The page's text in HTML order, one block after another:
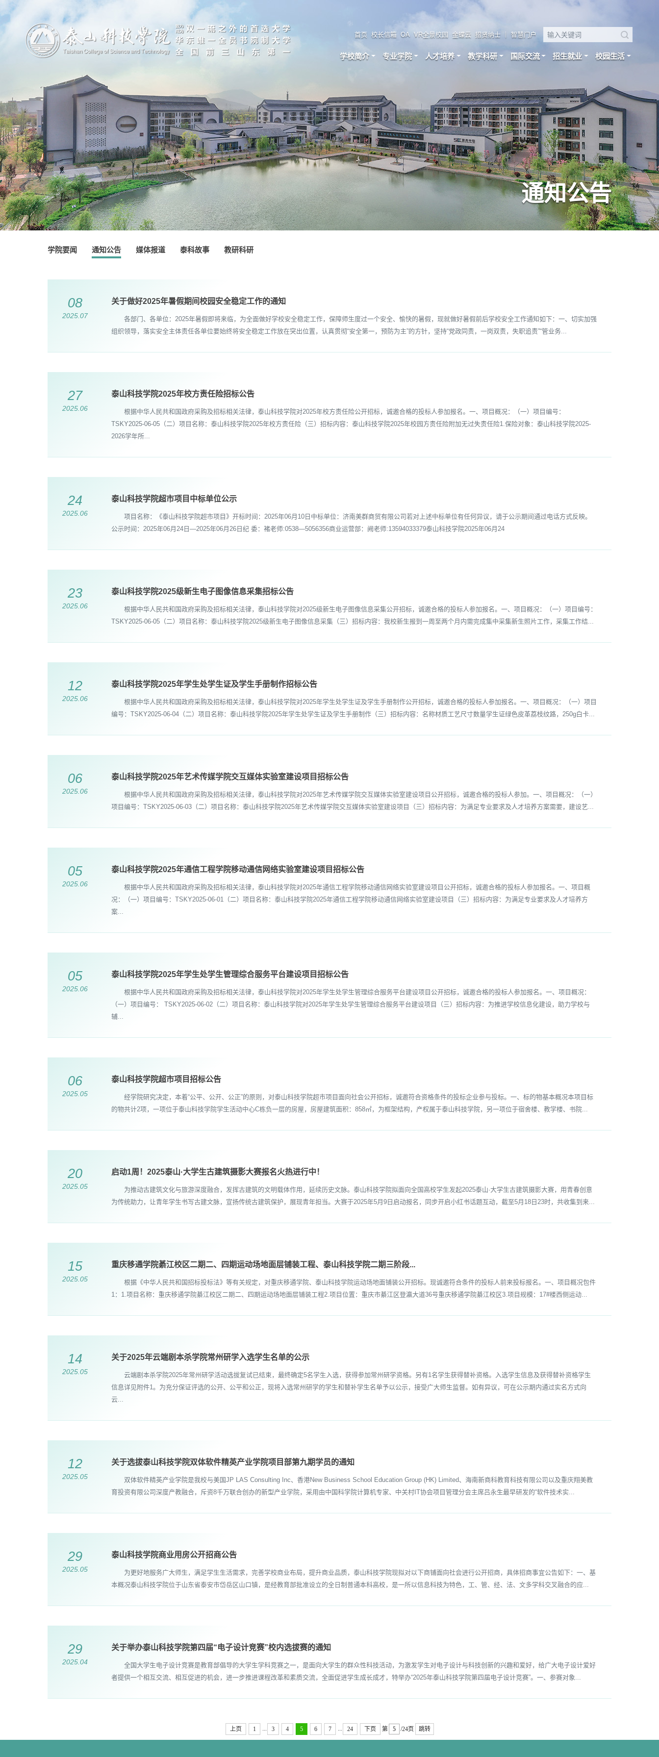
首页 校长信箱 OA VR全景校园 金蝶云 招贤纳士 智慧门户
学校简介 专业学院 人才培养 教学科研 国际交流 招生就业 校园生活
通知公告
学院要闻 通知公告 媒体报道 泰科故事 教研科研
08
2025.07
关于做好2025年暑假期间校园安全稳定工作的通知
各部门、各单位：2025年暑假即将来临，为全面做好学校安全稳定工作，保障师生度过一个安全、愉快的暑假，现就做好暑假前后学校安全工作通知如下：一、切实加强
组织领导，落实安全主体责任各单位要始终将安全稳定工作放在突出位置，认真贯彻“安全第一，预防为主”的方针，坚持“党政同责，一岗双责，失职追责”“管业务...
27
2025.06
泰山科技学院2025年校方责任险招标公告
根据中华人民共和国政府采购及招标相关法律，泰山科技学院对2025年校方责任险公开招标，诚邀合格的投标人参加报名。一、项目概况：（一）项目编号：
TSKY2025-06-05（二）项目名称：泰山科技学院2025年校方责任险（三）招标内容：泰山科技学院2025年校园方责任险附加无过失责任险1.保险对象：泰山科技学院2025-
2026学年所...
24
2025.06
泰山科技学院超市项目中标单位公示
项目名称：《泰山科技学院超市项目》开标时间：2025年06月10日中标单位：济南美群商贸有限公司若对上述中标单位有任何异议，请于公示期间通过电话方式反映。
公示时间：2025年06月24日—2025年06月26日纪 委：褚老师:0538—5056356商业运营部：阙老师:13594033379泰山科技学院2025年06月24
23
2025.06
泰山科技学院2025级新生电子图像信息采集招标公告
根据中华人民共和国政府采购及招标相关法律，泰山科技学院对2025级新生电子图像信息采集公开招标，诚邀合格的投标人参加报名。一、项目概况：（一）项目编号：
TSKY2025-06-05（二）项目名称：泰山科技学院2025级新生电子图像信息采集（三）招标内容：我校新生报到一周至两个月内需完成集中采集新生照片工作，采集工作结...
12
2025.06
泰山科技学院2025年学生处学生证及学生手册制作招标公告
根据中华人民共和国政府采购及招标相关法律，泰山科技学院对2025年学生处学生证及学生手册制作公开招标，诚邀合格的投标人参加报名。一、项目概况：（一）项目
编号：TSKY2025-06-04（二）项目名称：泰山科技学院2025年学生处学生证及学生手册制作（三）招标内容：名称材质工艺尺寸数量学生证绿色皮革荔枝纹路，250g白卡...
06
2025.06
泰山科技学院2025年艺术传媒学院交互媒体实验室建设项目招标公告
根据中华人民共和国政府采购及招标相关法律，泰山科技学院对2025年艺术传媒学院交互媒体实验室建设项目公开招标，诚邀合格的投标人参加。一、项目概况：（一）
项目编号：TSKY2025-06-03（二）项目名称：泰山科技学院2025年艺术传媒学院交互媒体实验室建设项目（三）招标内容：为满足专业要求及人才培养方案需要，建设艺...
05
2025.06
泰山科技学院2025年通信工程学院移动通信网络实验室建设项目招标公告
根据中华人民共和国政府采购及招标相关法律，泰山科技学院对2025年通信工程学院移动通信网络实验室建设项目公开招标，诚邀合格的投标人参加报名。一、项目概
况：（一）项目编号：TSKY2025-06-01（二）项目名称：泰山科技学院2025年通信工程学院移动通信网络实验室建设项目（三）招标内容：为满足专业要求及人才培养方
案...
05
2025.06
泰山科技学院2025年学生处学生管理综合服务平台建设项目招标公告
根据中华人民共和国政府采购及招标相关法律，泰山科技学院对2025年学生处学生管理综合服务平台建设项目公开招标，诚邀合格的投标人参加报名。一、项目概况：
（一）项目编号： TSKY2025-06-02（二）项目名称：泰山科技学院对2025年学生处学生管理综合服务平台建设项目（三）招标内容：为推进学校信息化建设，助力学校与
辅...
06
2025.05
泰山科技学院超市项目招标公告
经学院研究决定，本着“公平、公开、公正”的原则，对泰山科技学院超市项目面向社会公开招标，诚邀符合资格条件的投标企业参与投标。一、标的物基本概况本项目标
的物共计2项，一项位于泰山科技学院学生活动中心C栋负一层的房屋，房屋建筑面积：858㎡，为框架结构，产权属于泰山科技学院，另一项位于宿舍楼、教学楼、书院...
20
2025.05
启动1周！2025泰山·大学生古建筑摄影大赛报名火热进行中！
为推动古建筑文化与旅游深度融合，发挥古建筑的文明载体作用，延续历史文脉。泰山科技学院拟面向全国高校学生发起2025泰山·大学生古建筑摄影大赛，用青春创意
为传统助力，让青年学生书写古建文脉，宣扬传统古建筑保护，展现青年担当。大赛于2025年5月9日启动报名，同步开启小红书话题互动，截至5月18日23时，共收集到来...
15
2025.05
重庆移通学院綦江校区二期二、四期运动场地面层铺装工程、泰山科技学院二期三阶段...
根据《中华人民共和国招标投标法》等有关规定，对重庆移通学院、泰山科技学院运动场地面铺装公开招标。现诚邀符合条件的投标人前来投标报名。一、项目概况包件
1：1.项目名称：重庆移通学院綦江校区二期二、四期运动场地面层铺装工程2.项目位置：重庆市綦江区登瀛大道36号重庆移通学院綦江校区3.项目规模：17#楼西侧运动...
14
2025.05
关于2025年云端剧本杀学院常州研学入选学生名单的公示
云端剧本杀学院2025年常州研学活动选拔复试已结束，最终确定5名学生入选，获得参加常州研学资格。另有1名学生获得替补资格。入选学生信息及获得替补资格学生
信息详见附件1。为充分保证评选的公开、公平和公正，现将入选常州研学的学生和替补学生名单予以公示，接受广大师生监督。如有异议，可在公示期内通过实名方式向
云...
12
2025.05
关于选拔泰山科技学院双体软件精英产业学院项目部第九期学员的通知
​双体软件精英产业学院是我校与美国JP LAS Consulting Inc、香港New Business School Education Group (HK) Limited、海南新商科教育科技有限公司以及重庆翔美教
育投资有限公司深度产教融合，斥资8千万联合创办的新型产业学院，采用由中国科学院计算机专家、中关村IT协会项目管理分会主席吕永生最早研发的“软件技术实...
29
2025.05
泰山科技学院商业用房公开招商公告
为更好地服务广大师生，满足学生生活需求，完善学校商业布局，提升商业品质，泰山科技学院现拟对以下商铺面向社会进行公开招商，具体招商事宜公告如下：一、基
本概况泰山科技学院位于山东省泰安市岱岳区山口镇，是经教育部批准设立的全日制普通本科高校，是一所以信息科技为特色，工、管、经、法、文多学科交叉融合的应...
29
2025.04
关于举办泰山科技学院第四届“电子设计竞赛”校内选拔赛的通知
全国大学生电子设计竞赛是教育部倡导的大学生学科竞赛之一，是面向大学生的群众性科技活动，为激发学生对电子设计与科技创新的兴趣和爱好，给广大电子设计爱好
者提供一个相互交流、相互促进的机会，进一步推进课程改革和素质交流，全面促进学生成长成才，特举办“2025年泰山科技学院第四届电子设计竞赛”。一、参赛对象...
上页 1 3 4 5 6 7 24 下页 第 /24页 跳转